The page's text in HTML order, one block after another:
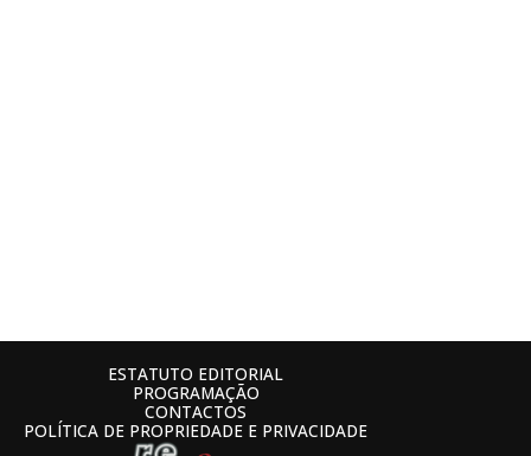
ESTATUTO EDITORIAL
PROGRAMAÇÃO
CONTACTOS
POLÍTICA DE PROPRIEDADE E PRIVACIDADE